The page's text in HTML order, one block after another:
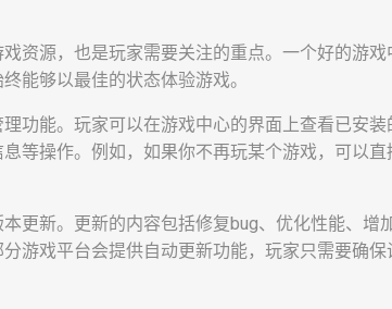
资源，也是玩家需要关注的重点。一个好的游
能够以最佳的状态体验游戏。
功能。玩家可以在游戏中心的界面上查看已安装
等操作。例如，如果你不再玩某个游戏，可以直
更新。更新的内容包括修复bug、优化性能、增
游戏平台会提供自动更新功能，玩家只需要确